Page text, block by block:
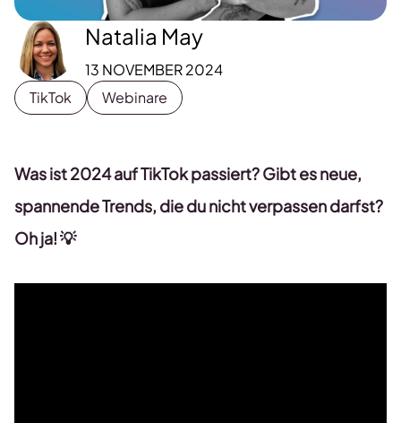
Natalia May
13 NOVEMBER 2024
TikTok
Webinare
Was ist 2024 auf TikTok passiert? Gibt es neue,
spannende Trends, die du nicht verpassen darfst?
Oh ja! 💡